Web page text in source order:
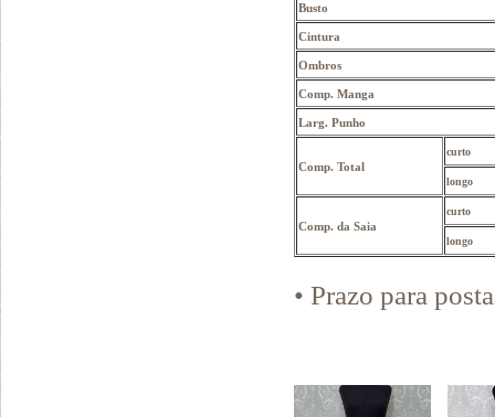
Busto
Cintura
Ombros
Comp. Manga
Larg. Punho
Comp. Total
curto
longo
Comp. da Saia
curto
longo
• Prazo para